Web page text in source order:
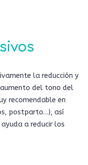
la reducción y
del tono del
recomendable en
postparto…), así
a reducir los